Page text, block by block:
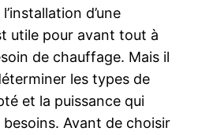
d’une
utile pour avant tout à
de chauffage. Mais il
les types de
et la puissance qui
Avant de choisir